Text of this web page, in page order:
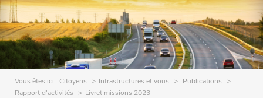
Vous êtes ici : Citoyens Infrastructures et vous
Publications
Rapport d'activités
Livret missions 2023